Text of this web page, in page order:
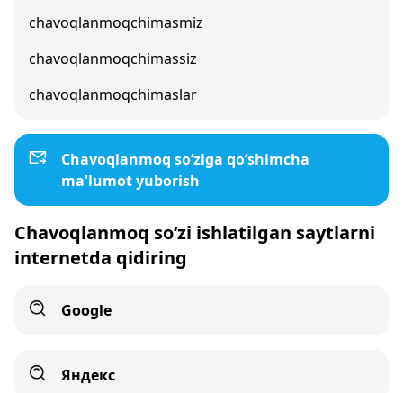
chavoqlanmoqchimasmiz
chavoqlanmoqchimassiz
chavoqlanmoqchimaslar
Chavoqlanmoq so‘ziga qo‘shimcha
ma'lumot yuborish
Chavoqlanmoq so‘zi ishlatilgan saytlarni
internetda qidiring
Google
Яндекс